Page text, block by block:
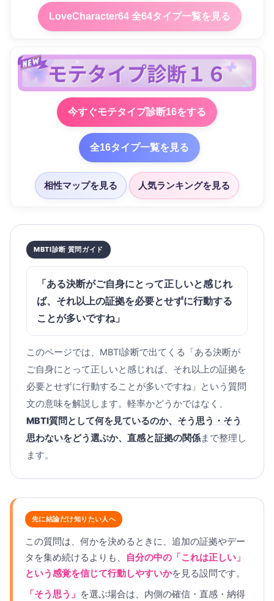
LoveCharacter64 全64タイプ一覧を見る
今すぐモテタイプ診断16をする
全16タイプ一覧を見る
相性マップを見る 人気ランキングを見る
MBTI診断 質問ガイド
「ある決断がご自身にとって正しいと感じれ
ば、それ以上の証拠を必要とせずに行動する
ことが多いですね」
このページでは、MBTI診断で出てくる「ある決断が
ご自身にとって正しいと感じれば、それ以上の証拠を
必要とせずに行動することが多いですね」という質問
文の意味を解説します。軽率かどうかではなく、
MBTI質問として何を見ているのか、そう思う・そう
思わないをどう選ぶか、直感と証拠の関係まで整理し
ます。
先に結論だけ知りたい人へ
この質問は、何かを決めるときに、追加の証拠やデー
タを集め続けるよりも、
自分の中の「これは正しい」
という感覚を信じて行動しやすいかを見る設問です。
「そう思う」 を選ぶ場合は、内側の確信・直感・納得